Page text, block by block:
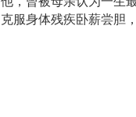
克服身体残疾卧薪尝胆